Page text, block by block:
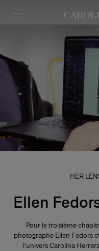
Avis
HER
Ellen
Pour le troisième
photographe Ellen Fedors
l’univers Carolina